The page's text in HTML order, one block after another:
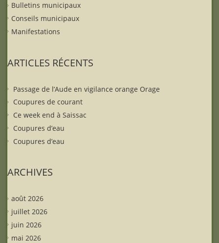
Bulletins municipaux
Conseils municipaux
Manifestations
ARTICLES RÉCENTS
Passage de l’Aude en vigilance orange Orage
Coupures de courant
Ce week end à Saissac
Coupures d’eau
Coupures d’eau
ARCHIVES
août 2026
juillet 2026
juin 2026
mai 2026